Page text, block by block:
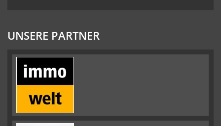
UNSERE PARTNER